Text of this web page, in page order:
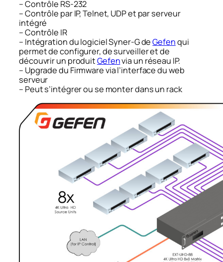
– Contrôle RS-232
– Contrôle par IP, Telnet, UDP et par serveur
intégré
– Contrôle IR
– Intégration du logiciel Syner-G deGefenqui
permet de configurer, de surveiller et de
découvrir un produitGefenvia un réseau IP.
– Upgrade du Firmware via l’interface du web
serveur
– Peut s’intégrer ou se monter dans un rack